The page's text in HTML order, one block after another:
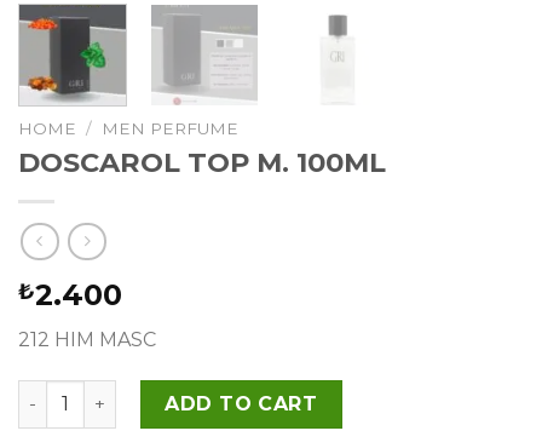
HOME / MEN PERFUME
DOSCAROL TOP M. 100ML
₺2.400
212 HIM MASC
DOSCAROL TOP M. 100ML quantity
ADD TO CART